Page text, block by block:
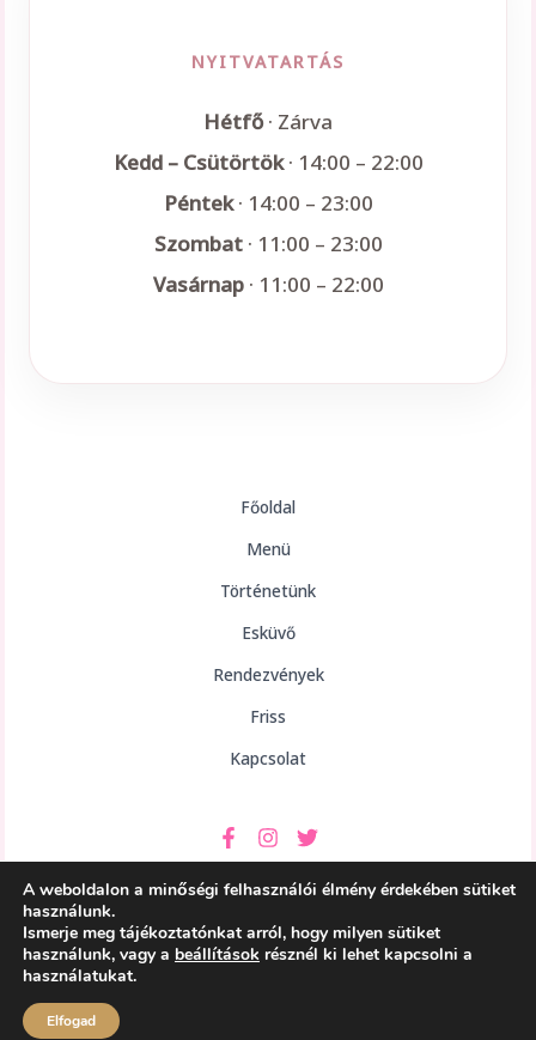
NYITVATARTÁS
Hétfő· Zárva
Kedd – Csütörtök· 14:00 – 22:00
Péntek· 14:00 – 23:00
Szombat· 11:00 – 23:00
Vasárnap· 11:00 – 22:00
Főoldal
Menü
Történetünk
Esküvő
Rendezvények
Friss
Kapcsolat
Copyright © 2026 aHely Étterem
A weboldalon a minőségi felhasználói élmény érdekében sütiket
használunk.
Ismerje meg tájékoztatónkat arról, hogy milyen sütiket
használunk, vagy a beállítások résznél ki lehet kapcsolni a
használatukat.
Elfogad